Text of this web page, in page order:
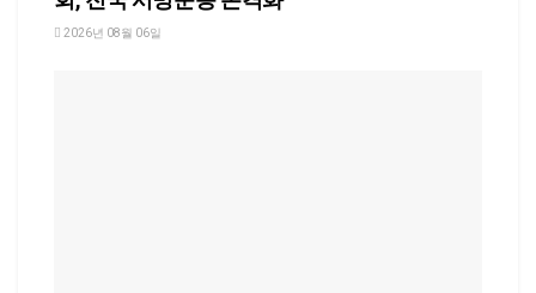
2026년 08월 06일